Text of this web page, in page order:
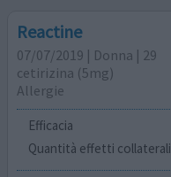
Reactine
07/07/2019 | Donna | 29
cetirizina (5mg)
Allergie
Efficacia
Quantità effetti collaterali